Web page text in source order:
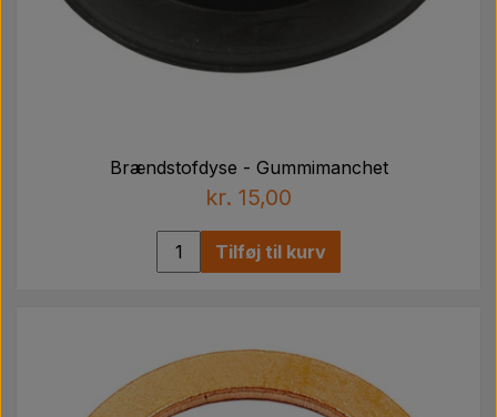
Brændstofdyse - Gummimanchet
kr. 15,00
Tilføj til kurv